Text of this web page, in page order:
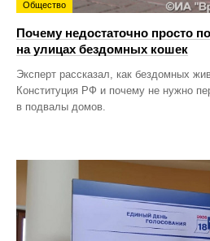
Общество
Почему недостаточно просто
на улицах бездомных кошек
Эксперт рассказал, как бездомных
Конституция РФ и почему не нужно
в подвалы домов.